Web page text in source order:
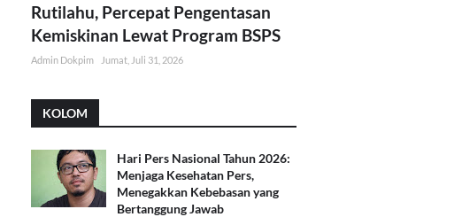
Rutilahu, Percepat Pengentasan
Kemiskinan Lewat Program BSPS
Admin Dokpim Jumat, Juli 31, 2026
KOLOM
Hari Pers Nasional Tahun 2026:
Menjaga Kesehatan Pers,
Menegakkan Kebebasan yang
Bertanggung Jawab